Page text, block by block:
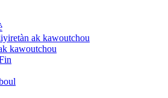
ak kawoutchou
kawoutchou